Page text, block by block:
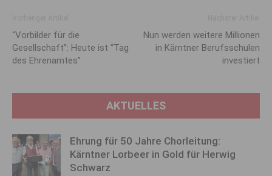
“Vorbilder für die
Gesellschaft”: Heute ist “Tag
des Ehrenamtes”
Nun werden weitere Millionen
in Kärntner Berufsschulen
investiert
AKTUELLES
Ehrung für 50 Jahre Chorleitung:
Kärntner Lorbeer in Gold für Herwig
Schwarz